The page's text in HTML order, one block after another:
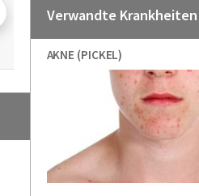
Verwandte Krankheiten
AKNE (PICKEL)